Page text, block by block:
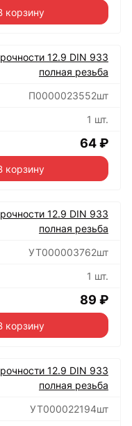
корзину
12.9 DIN 933
полная резьба
П0000023552шт
1 шт.
64 ₽
корзину
12.9 DIN 933
полная резьба
УТ000003762шт
1 шт.
89 ₽
корзину
12.9 DIN 933
полная резьба
УТ000022194шт